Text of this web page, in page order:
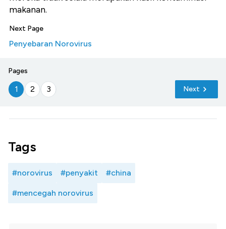
makanan.
Next Page
Penyebaran Norovirus
Pages
1 2 3 Next
Tags
#norovirus #penyakit #china
#mencegah norovirus